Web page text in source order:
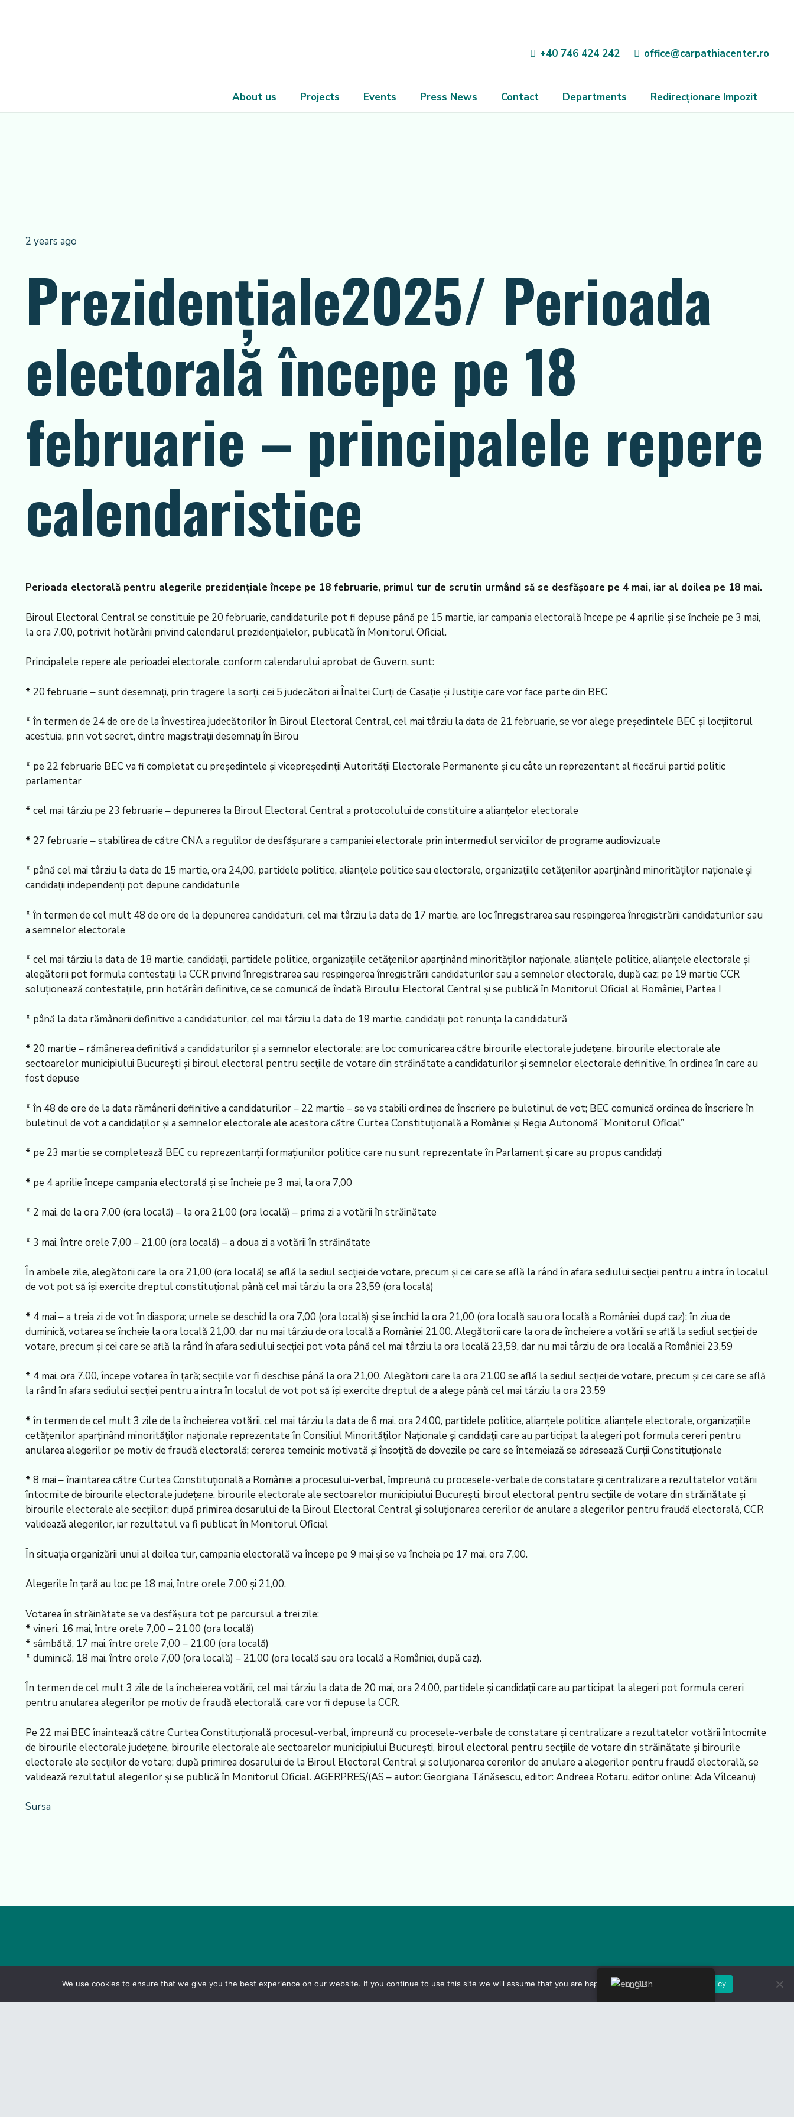
+40 746 424 242 office@carpathiacenter.ro
About us Projects Events Press News Contact Departments Redirecționare Impozit
2 years ago
Prezidențiale2025/ Perioada
electorală începe pe 18
februarie – principalele repere
calendaristice
Perioada electorală pentru alegerile prezidențiale începe pe 18 februarie, primul tur de scrutin urmând să se desfășoare pe 4 mai, iar al doilea pe 18 mai.
Biroul Electoral Central se constituie pe 20 februarie, candidaturile pot fi depuse până pe 15 martie, iar campania electorală începe pe 4 aprilie și se încheie pe 3 mai,
la ora 7,00, potrivit hotărârii privind calendarul prezidențialelor, publicată în Monitorul Oficial.
Principalele repere ale perioadei electorale, conform calendarului aprobat de Guvern, sunt:
* 20 februarie – sunt desemnați, prin tragere la sorți, cei 5 judecători ai Înaltei Curți de Casație și Justiție care vor face parte din BEC
* în termen de 24 de ore de la învestirea judecătorilor în Biroul Electoral Central, cel mai târziu la data de 21 februarie, se vor alege președintele BEC și locțiitorul
acestuia, prin vot secret, dintre magistrații desemnați în Birou
* pe 22 februarie BEC va fi completat cu președintele și vicepreședinții Autorității Electorale Permanente și cu câte un reprezentant al fiecărui partid politic
parlamentar
* cel mai târziu pe 23 februarie – depunerea la Biroul Electoral Central a protocolului de constituire a alianțelor electorale
* 27 februarie – stabilirea de către CNA a regulilor de desfășurare a campaniei electorale prin intermediul serviciilor de programe audiovizuale
* până cel mai târziu la data de 15 martie, ora 24,00, partidele politice, alianțele politice sau electorale, organizațiile cetățenilor aparținând minorităților naționale și
candidații independenți pot depune candidaturile
* în termen de cel mult 48 de ore de la depunerea candidaturii, cel mai târziu la data de 17 martie, are loc înregistrarea sau respingerea înregistrării candidaturilor sau
a semnelor electorale
* cel mai târziu la data de 18 martie, candidații, partidele politice, organizațiile cetățenilor aparținând minorităților naționale, alianțele politice, alianțele electorale și
alegătorii pot formula contestații la CCR privind înregistrarea sau respingerea înregistrării candidaturilor sau a semnelor electorale, după caz; pe 19 martie CCR
soluționează contestațiile, prin hotărâri definitive, ce se comunică de îndată Biroului Electoral Central și se publică în Monitorul Oficial al României, Partea I
* până la data rămânerii definitive a candidaturilor, cel mai târziu la data de 19 martie, candidații pot renunța la candidatură
* 20 martie – rămânerea definitivă a candidaturilor și a semnelor electorale; are loc comunicarea către birourile electorale județene, birourile electorale ale
sectoarelor municipiului București și biroul electoral pentru secțiile de votare din străinătate a candidaturilor și semnelor electorale definitive, în ordinea în care au
fost depuse
* în 48 de ore de la data rămânerii definitive a candidaturilor – 22 martie – se va stabili ordinea de înscriere pe buletinul de vot; BEC comunică ordinea de înscriere în
buletinul de vot a candidaților și a semnelor electorale ale acestora către Curtea Constituțională a României și Regia Autonomă ”Monitorul Oficial”
* pe 23 martie se completează BEC cu reprezentanții formațiunilor politice care nu sunt reprezentate în Parlament și care au propus candidați
* pe 4 aprilie începe campania electorală și se încheie pe 3 mai, la ora 7,00
* 2 mai, de la ora 7,00 (ora locală) – la ora 21,00 (ora locală) – prima zi a votării în străinătate
* 3 mai, între orele 7,00 – 21,00 (ora locală) – a doua zi a votării în străinătate
În ambele zile, alegătorii care la ora 21,00 (ora locală) se află la sediul secției de votare, precum și cei care se află la rând în afara sediului secției pentru a intra în localul
de vot pot să își exercite dreptul constituțional până cel mai târziu la ora 23,59 (ora locală)
* 4 mai – a treia zi de vot în diaspora; urnele se deschid la ora 7,00 (ora locală) și se închid la ora 21,00 (ora locală sau ora locală a României, după caz); în ziua de
duminică, votarea se încheie la ora locală 21,00, dar nu mai târziu de ora locală a României 21,00. Alegătorii care la ora de încheiere a votării se află la sediul secției de
votare, precum și cei care se află la rând în afara sediului secției pot vota până cel mai târziu la ora locală 23,59, dar nu mai târziu de ora locală a României 23,59
* 4 mai, ora 7,00, începe votarea în țară; secțiile vor fi deschise până la ora 21,00. Alegătorii care la ora 21,00 se află la sediul secției de votare, precum și cei care se află
la rând în afara sediului secției pentru a intra în localul de vot pot să își exercite dreptul de a alege până cel mai târziu la ora 23,59
* în termen de cel mult 3 zile de la încheierea votării, cel mai târziu la data de 6 mai, ora 24,00, partidele politice, alianțele politice, alianțele electorale, organizațiile
cetățenilor aparținând minorităților naționale reprezentate în Consiliul Minorităților Naționale și candidații care au participat la alegeri pot formula cereri pentru
anularea alegerilor pe motiv de fraudă electorală; cererea temeinic motivată și însoțită de dovezile pe care se întemeiază se adresează Curții Constituționale
* 8 mai – înaintarea către Curtea Constituțională a României a procesului-verbal, împreună cu procesele-verbale de constatare și centralizare a rezultatelor votării
întocmite de birourile electorale județene, birourile electorale ale sectoarelor municipiului București, biroul electoral pentru secțiile de votare din străinătate și
birourile electorale ale secțiilor; după primirea dosarului de la Biroul Electoral Central și soluționarea cererilor de anulare a alegerilor pentru fraudă electorală, CCR
validează alegerilor, iar rezultatul va fi publicat în Monitorul Oficial
În situația organizării unui al doilea tur, campania electorală va începe pe 9 mai și se va încheia pe 17 mai, ora 7,00.
Alegerile în țară au loc pe 18 mai, între orele 7,00 și 21,00.
Votarea în străinătate se va desfășura tot pe parcursul a trei zile:
* vineri, 16 mai, între orele 7,00 – 21,00 (ora locală)
* sâmbătă, 17 mai, între orele 7,00 – 21,00 (ora locală)
* duminică, 18 mai, între orele 7,00 (ora locală) – 21,00 (ora locală sau ora locală a României, după caz).
În termen de cel mult 3 zile de la încheierea votării, cel mai târziu la data de 20 mai, ora 24,00, partidele și candidații care au participat la alegeri pot formula cereri
pentru anularea alegerilor pe motiv de fraudă electorală, care vor fi depuse la CCR.
Pe 22 mai BEC înaintează către Curtea Constituțională procesul-verbal, împreună cu procesele-verbale de constatare și centralizare a rezultatelor votării întocmite
de birourile electorale județene, birourile electorale ale sectoarelor municipiului București, biroul electoral pentru secțiile de votare din străinătate și birourile
electorale ale secțiilor de votare; după primirea dosarului de la Biroul Electoral Central și soluționarea cererilor de anulare a alegerilor pentru fraudă electorală, se
validează rezultatul alegerilor și se publică în Monitorul Oficial. AGERPRES/(AS – autor: Georgiana Tănăsescu, editor: Andreea Rotaru, editor online: Ada Vîlceanu)
Sursa
Contact
CES
Ministerul Transporturilor
Ministerul Dezvoltării
English
We use cookies to ensure that we give you the best experience on our website. If you continue to use this site we will assume that you are happy with it. Ok Privacy Policy